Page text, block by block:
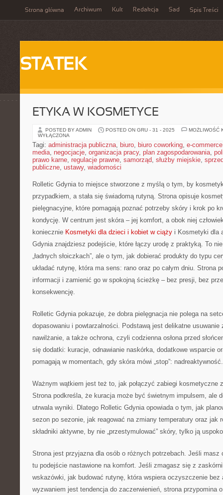
Strona główna Archiwum Kult Redakcja Sad Spis Treści
STATEK
ETYKA W KOSMETYCE
POSTED BY ADMIN POSTED ON GRU - 31 - 2025
MOŻLIWOŚĆ
WYŁĄCZONA
Tagi: administracja publiczna, biuro, biuro coworking, e-commerce
media, negocjacje, organizacja pracy, plan zagospodarowania,
prawo karne, regulacje prawne, samorząd, służby miejskie,
publiczne, ustawy, wiadomości
Rolletic Gdynia to miejsce stworzone z myślą o tym, by
przypadkiem, a stała się świadomą rutyną. Strona opisuje
pielęgnacyjne, które pomagają poznać potrzeby skóry i krok po
kondycję. W centrum jest skóra – jej komfort, a obok niej
koniecznie Kosmetyki dla dzieci i kobiet w ciąży i Kosmetyki dla
Gdynia znajdziesz podejście, które łączy urodę z praktyką. To
„ładnych słoiczkach”, ale o tym, jak dobierać produkty do typu
układać rutynę, która ma sens: rano oraz po całym dniu. Strona
informacji i zamienić go w spokojną ścieżkę – bez presji, bez
konsekwencję.
Rolletic Gdynia pokazuje, że dobra pielęgnacja nie polega na
dopasowaniu i powtarzalności. Podstawą jest delikatne
nawilżanie, a także ochrona, czyli codzienna osłona przed
się dodatki: kuracje, odnawianie naskórka, dodatkowe wsparcie
pomagają w momentach, gdy skóra mówi „stop”: nadreaktywność.
Ważnym wątkiem jest też to, jak połączyć zabiegi kosmetyczne
Strona podkreśla, że kuracja może być świetnym impulsem, ale
utrwala wyniki. Dlatego Rolletic Gdynia opowiada o tym, jak
sezon po sezonie, jak reagować na zmiany temperatury oraz jak
składniki aktywne, by nie „przestymulować” skóry, tylko ją
Strona jest przyjazna dla osób o różnych potrzebach. Jeśli masz
tu podejście nastawione na komfort. Jeśli zmagasz się z
wskazówki, jak budować rutynę, która wspiera oczyszczenie bez
wyzwaniem jest tendencja do zaczerwienień, strona przypomina